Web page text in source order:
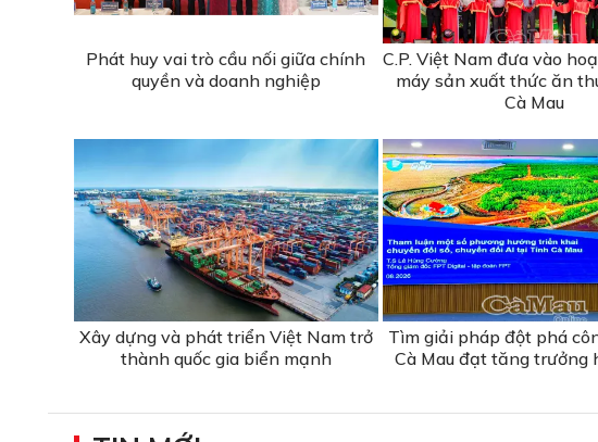
Phát huy vai trò cầu nối giữa chính
quyền và doanh nghiệp
C.P. Việt Nam đưa vào
máy sản xuất thức ăn
Cà Mau
Xây dựng và phát triển Việt Nam trở
thành quốc gia biển mạnh
Tìm giải pháp đột phá
Cà Mau đạt tăng trưởng